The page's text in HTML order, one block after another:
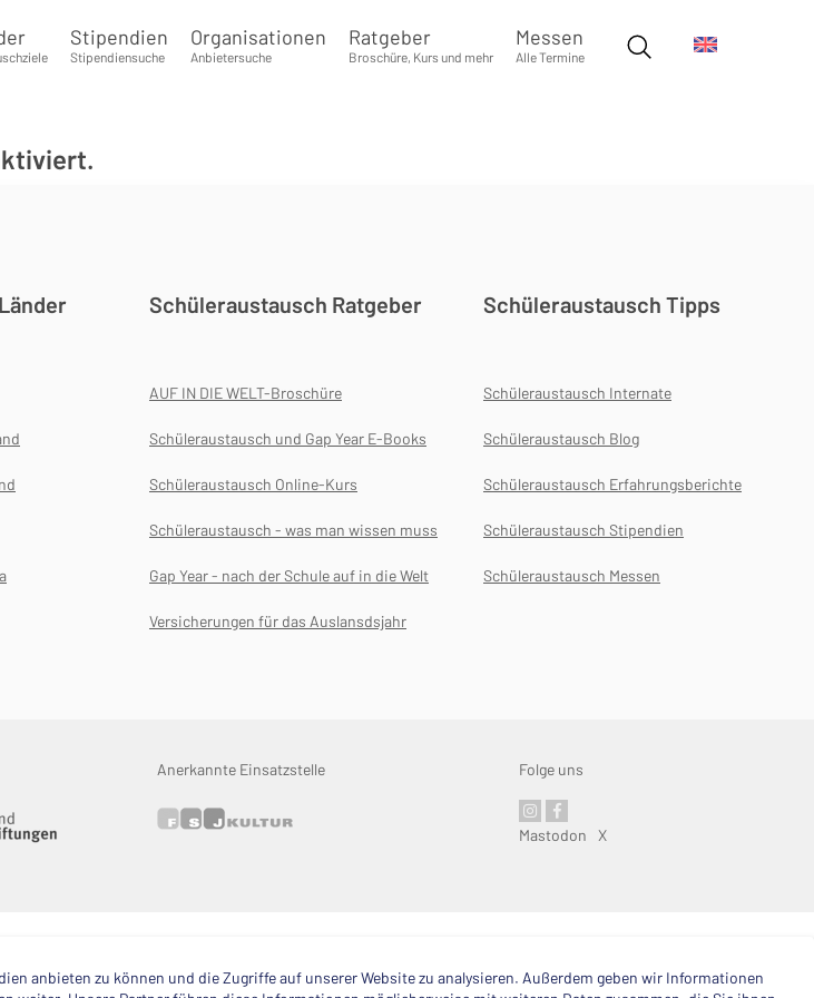
Stipendien
Stipendiensuche
Organisationen
Anbietersuche
Ratgeber
Broschüre, Kurs und mehr
Messen
Alle Termine
Schüleraustausch Ratgeber
AUF IN DIE WELT-Broschüre
Schüleraustausch und Gap Year E-Books
Schüleraustausch Online-Kurs
Schüleraustausch - was man wissen muss
Gap Year - nach der Schule auf in die Welt
Versicherungen für das Auslansdsjahr
Schüleraustausch Tipps
Schüleraustausch Internate
Schüleraustausch Blog
Schüleraustausch Erfahrungsberichte
Schüleraustausch Stipendien
Schüleraustausch Messen
Anerkannte Einsatzstelle Folge uns
Mastodon X
anbieten zu können und die Zugriffe auf unserer Website zu analysieren. Außerdem geben wir Informationen